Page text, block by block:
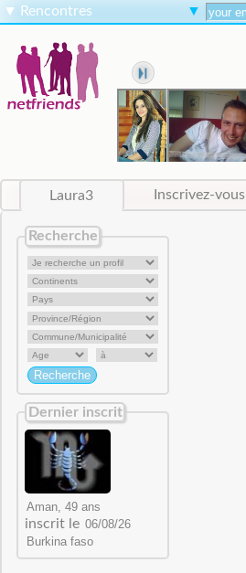
▼ Rencontres ▼
Laura3 Inscrivez-vous
Recherche
Dernier inscrit
inscrit le